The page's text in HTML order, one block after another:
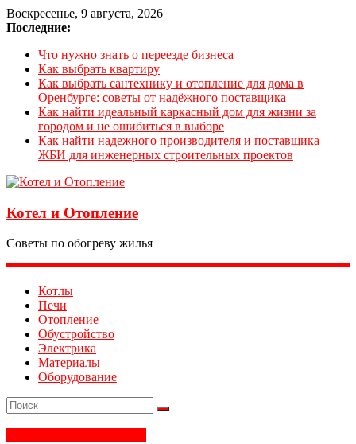
Воскресенье, 9 августа, 2026
Последние:
Что нужно знать о переезде бизнеса
Как выбрать квартиру
Как выбрать сантехнику и отопление для дома в
Оренбурге: советы от надёжного поставщика
Как найти идеальный каркасный дом для жизни за
городом и не ошибиться в выборе
Как найти надежного производителя и поставщика
ЖБИ для инженерных строительных проектов
Котел и Отопление
Советы по обогреву жилья
Котлы
Печи
Отопление
Обустройство
Электрика
Материалы
Оборудование